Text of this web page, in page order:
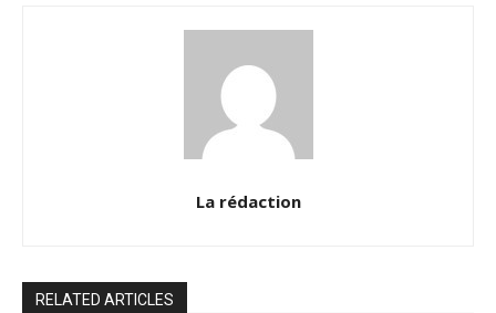
La rédaction
RELATED ARTICLES